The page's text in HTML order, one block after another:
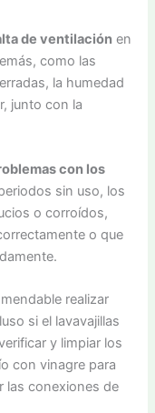
de ventilación en
como las
la humedad
junto con la
con los
sin uso, los
o corroídos,
o que
realizar
si el lavavajillas
y limpiar los
con vinagre para
las conexiones de